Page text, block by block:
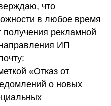
что
в любое время
получения рекламной
ИП
«Отказ от
о новых
рассылки